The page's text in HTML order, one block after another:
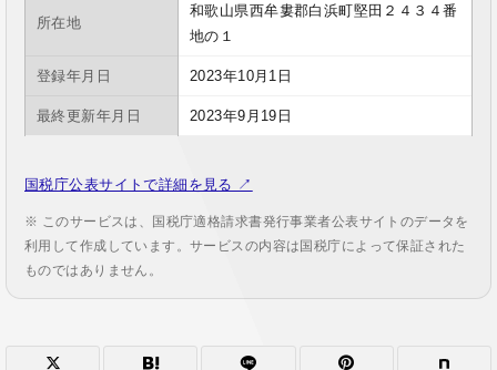
所在地
和歌山県西牟婁郡白浜町堅田２４３４番
地の１
登録年月日 2023年10月1日
最終更新年月日 2023年9月19日
国税庁公表サイトで詳細を見る ↗
※ このサービスは、国税庁適格請求書発行事業者公表サイトのデータを
利用して作成しています。サービスの内容は国税庁によって保証された
ものではありません。